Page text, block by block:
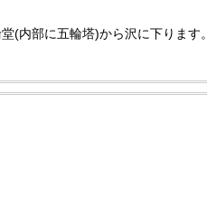
(内部に五輪塔)から沢に下ります。